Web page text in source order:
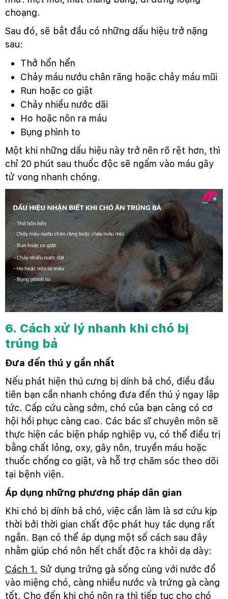
choạng.
Sau đó, sẽ bắt đầu có những dấu hiệu trở nặng
sau:
Thở hổn hển
Chảy máu nướu chân răng hoặc chảy máu mũi
Run hoặc co giật
Chảy nhiều nước dãi
Ho hoặc nôn ra máu
Bụng phình to
Một khi những dấu hiệu này trở nên rõ rệt hơn, thì
chỉ 20 phút sau thuốc độc sẽ ngấm vào máu gây
tử vong nhanh chóng.
6. Cách xử lý nhanh khi chó bị
trúng bả
Đưa đến thú y gần nhất
Nếu phát hiện thú cưng bị dính bả chó, điều đầu
tiên bạn cần nhanh chóng đưa đến thú ý ngay lập
tức. Cấp cứu càng sớm, chó của bạn càng có cơ
hội hồi phục càng cao. Các bác sĩ chuyên môn sẽ
thực hiện các biện pháp nghiệp vụ, có thể điều trị
bằng chất lỏng, oxy, gây nôn, truyền máu hoặc
thuốc chống co giật, và hỗ trợ chăm sóc theo dõi
tại bệnh viện.
Áp dụng những phương pháp dân gian
Khi chó bị dính bả chó, việc cần làm là sơ cứu kịp
thời bởi thời gian chất độc phát huy tác dụng rất
ngắn. Bạn có thể áp dụng một số cách sau đây
nhằm giúp chó nôn hết chất độc ra khỏi dạ dày:
Cách 1. Sử dụng trứng gà sống cùng với nước đổ
vào miệng chó, càng nhiều nước và trứng gà càng
tốt. Cho đến khi chó nôn ra thì tiếp tục cho chó